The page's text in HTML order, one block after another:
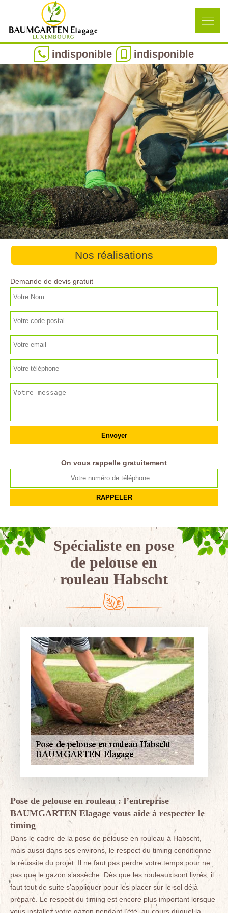
indisponible indisponible
Nos réalisations
Demande de devis gratuit
On vous rappelle gratuitement
Spécialiste en pose
de pelouse en
rouleau Habscht
Pose de pelouse en rouleau : l’entreprise
BAUMGARTEN Elagage vous aide à respecter le
timing
Dans le cadre de la pose de pelouse en rouleau à Habscht,
mais aussi dans ses environs, le respect du timing conditionne
la réussite du projet. Il ne faut pas perdre votre temps pour ne
pas que le gazon s’assèche. Dès que les rouleaux sont livrés, il
faut tout de suite s’appliquer pour les placer sur le sol déjà
préparé. Le respect du timing est encore plus important lorsque